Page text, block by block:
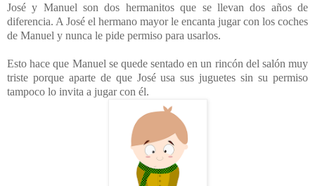
José y Manuel son dos hermanitos que se llevan dos años de
diferencia. A José el hermano mayor le encanta jugar con los coches
de Manuel y nunca le pide permiso para usarlos.
Esto hace que Manuel se quede sentado en un rincón del salón muy
triste porque aparte de que José usa sus juguetes sin su permiso
tampoco lo invita a jugar con él.